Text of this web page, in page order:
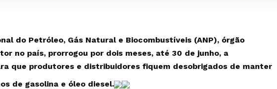
do Petróleo, Gás Natural e Biocombustíveis (ANP), órgão
no país, prorrogou por dois meses, até 30 de junho, a
que produtores e distribuidores fiquem desobrigados de manter
de gasolina e óleo diesel.